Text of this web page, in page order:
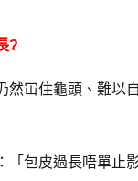
?
冚住龜頭、難以
皮過長唔單止